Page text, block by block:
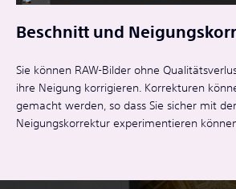
Beschnitt und
Sie können RAW-Bilder ohne
ihre Neigung korrigieren. Korrekturen
gemacht werden, so dass Sie sicher mit
Neigungskorrektur experimentieren